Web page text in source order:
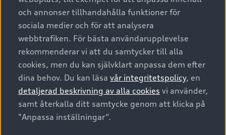
SUV
Avant
Audi Sport
Begagnade bilar i lager
Audi approved :plus - så gott som nya
Finansiering
Audi exclusive
Provkörning
Audi digital services
Originaltillbehör - köp online
Garantier
Försäkring
Digitala manualer för din Audi
Audi Collection – livsstilsartiklar
Vanliga frågor
Tjänstebil
Business lease online
Företagsleasing
Om Audi Sverige
Kontakta oss
Audi Återförsäljare/-serviceverkstad
myAudi
Pressmeddelanden
© 2026 AUDI SVERIGE. All Rights Reserved.
Utgivare Juridiskt
Juridiskt Audi AG
Juridiskt Audi Digital Giveaway
och annonser tillhandahålla funktioner för
sociala medier och för att analysera
webbtrafiken. För bästa användarupplevelse
rekommenderar vi att du samtycker till alla
cookies, men du kan självklart anpassa dem efter
dina behov. Du kan läsa vår integritetspolicy, en
detaljerad beskrivning av alla cookies vi använder,
samt återkalla ditt samtycke genom att klicka på
"Anpassa inställningar“.